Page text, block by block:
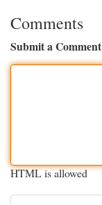
Comments
Submit a Comment
HTML is allowed